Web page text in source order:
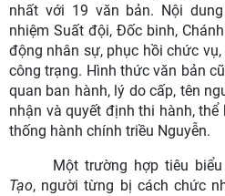
nhất với 19 văn bản. Nội
nhiệm Suất đội, Đốc binh,
động nhân sự, phục hồi chức
công trạng. Hình thức văn bản
quan ban hành, lý do cấp, tên
nhận và quyết định thi hành,
thống hành chính triều Nguyễn.
Một trường hợp tiêu
Tạo, người từng bị cách chức